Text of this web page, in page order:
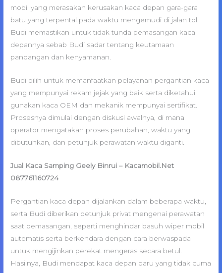
mobil yang merasakan kerusakan kaca depan gara-gara
batu yang terpental pada waktu mengemudi di jalan tol.
Budi memastikan untuk tidak tunda pemasangan kaca
depannya sebab Budi sadar tentang keutamaan
pandangan dan kenyamanan.
Budi pilih untuk memanfaatkan pelayanan pergantian kaca
yang mempunyai rekam jejak yang baik serta diketahui
gunakan kaca OEM dan mekanik mempunyai sertifikat.
Prosesnya dimulai dengan diskusi awalnya, di mana
operator mengatakan proses perubahan, waktu yang
dibutuhkan, dan petunjuk perawatan waktu diganti.
Jual Kaca Samping Geely Binrui – Kacamobil.Net
087761160724
Pergantian kaca depan dijalankan dalam beberapa waktu,
serta Budi diberikan petunjuk privat mengenai perawatan
saat pemasangan, seperti menghindar basuh wiper mobil
automatis serta berkendara dengan cara berwaspada
untuk mengijinkan perekat mengeras secara betul.
Hasilnya, Budi mendapat kaca depan baru yang tidak cuma